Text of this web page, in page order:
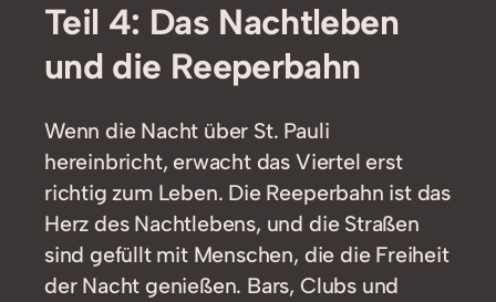
Teil 4: Das Nachtleben
und die Reeperbahn
Wenn die Nacht über St. Pauli
hereinbricht, erwacht das Viertel erst
richtig zum Leben. Die Reeperbahn ist das
Herz des Nachtlebens, und die Straßen
sind gefüllt mit Menschen, die die Freiheit
der Nacht genießen. Bars, Clubs und